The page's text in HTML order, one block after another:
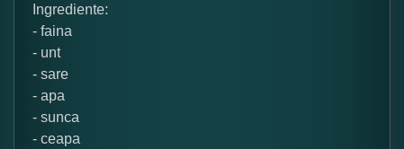
Ingrediente:
- faina
- unt
- sare
- apa
- sunca
- ceapa